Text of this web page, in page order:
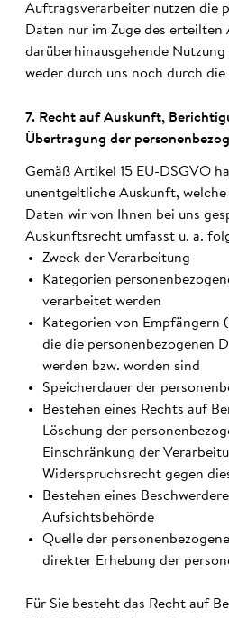
Auftragsverarbeiter nutzen die
Daten nur im Zuge des erteilten
darüberhinausgehende
weder durch uns noch durch
7. Recht auf Aus­kunft,
Über­tragung der
Gemäß Artikel 15 EU-DSGVO
unentgeltliche Auskunft, welche
Daten wir von Ihnen bei uns
Auskunftsrecht umfasst u. a.
Zweck der Verarbeitung
Kategorien
verarbeitet werden
Kategorien von Empfängern
die die personenbezogenen
werden bzw. worden sind
Speicherdauer der
Bestehen eines Rechts auf
Löschung der
Einschränkung der
Widerspruchsrecht gegen
Bestehen eines
Aufsichtsbehörde
Quelle der
direkter Erhebung der
Für Sie besteht das Recht auf